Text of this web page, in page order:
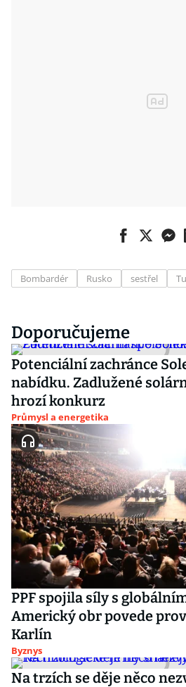
Bombardér Rusko sestřel
Doporučujeme
Potenciální zachránce
nabídku. Zadlužené
hrozí konkurz
Průmysl a energetika
PPF spojila síly s
Americký obr povede
Karlín
Byznys
Na trzích se děje něco